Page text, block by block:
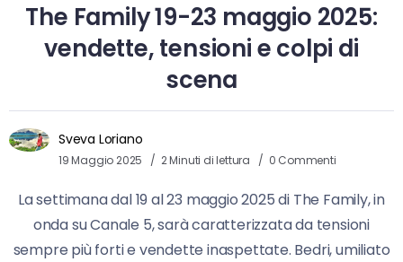
The Family 19-23 maggio 2025:
vendette, tensioni e colpi di
scena
Sveva Loriano
19 Maggio 2025 2 Minuti di lettura 0 Commenti
La settimana dal 19 al 23 maggio 2025 di The Family, in
onda su Canale 5, sarà caratterizzata da tensioni
sempre più forti e vendette inaspettate. Bedri, umiliato